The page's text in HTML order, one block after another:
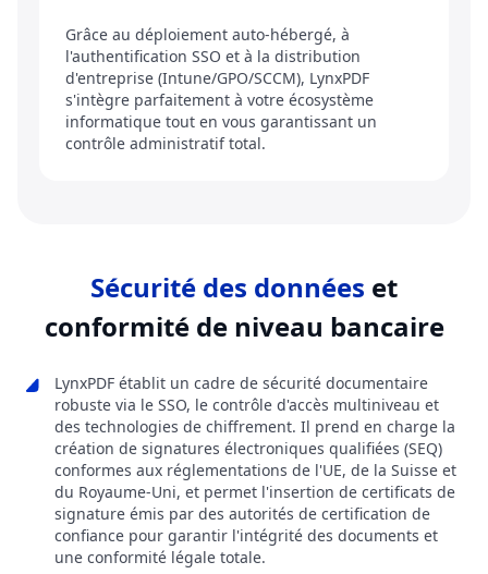
Grâce au déploiement auto-hébergé, à
l'authentification SSO et à la distribution
d'entreprise (Intune/GPO/SCCM), LynxPDF
s'intègre parfaitement à votre écosystème
informatique tout en vous garantissant un
contrôle administratif total.
Sécurité des données et
conformité de niveau bancaire
LynxPDF établit un cadre de sécurité documentaire
robuste via le SSO, le contrôle d'accès multiniveau et
des technologies de chiffrement. Il prend en charge la
création de signatures électroniques qualifiées (SEQ)
conformes aux réglementations de l'UE, de la Suisse et
du Royaume-Uni, et permet l'insertion de certificats de
signature émis par des autorités de certification de
confiance pour garantir l'intégrité des documents et
une conformité légale totale.